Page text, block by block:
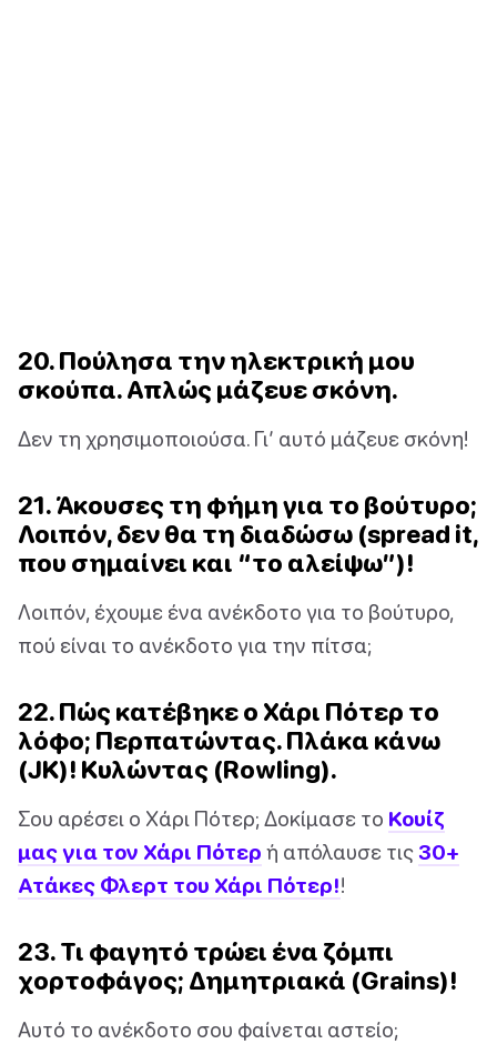
20. Πούλησα την ηλεκτρική μου
σκούπα. Απλώς μάζευε σκόνη.
Δεν τη χρησιμοποιούσα. Γι’ αυτό μάζευε σκόνη!
21. Άκουσες τη φήμη για το βούτυρο;
Λοιπόν, δεν θα τη διαδώσω (spread it,
που σημαίνει και “το αλείψω”)!
Λοιπόν, έχουμε ένα ανέκδοτο για το βούτυρο,
πού είναι το ανέκδοτο για την πίτσα;
22. Πώς κατέβηκε ο Χάρι Πότερ το
λόφο; Περπατώντας. Πλάκα κάνω
(JK)! Κυλώντας (Rowling).
Σου αρέσει ο Χάρι Πότερ; Δοκίμασε το Κουίζ
μας για τον Χάρι Πότερ ή απόλαυσε τις 30+
Ατάκες Φλερτ του Χάρι Πότερ!!
23. Τι φαγητό τρώει ένα ζόμπι
χορτοφάγος; Δημητριακά (Grains)!
Αυτό το ανέκδοτο σου φαίνεται αστείο;